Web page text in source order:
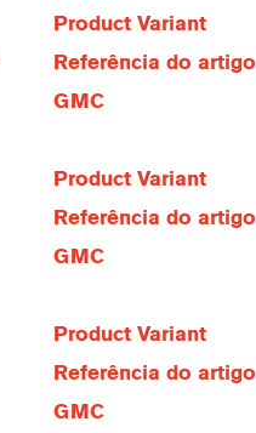
Product Variant
Referência do artigo
GMC
Product Variant
Referência do artigo
GMC
Product Variant
Referência do artigo
GMC